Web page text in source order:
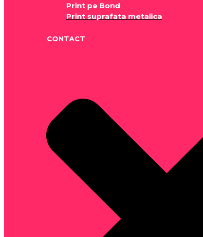
Print pe Bond
Print suprafata metalica
CONTACT